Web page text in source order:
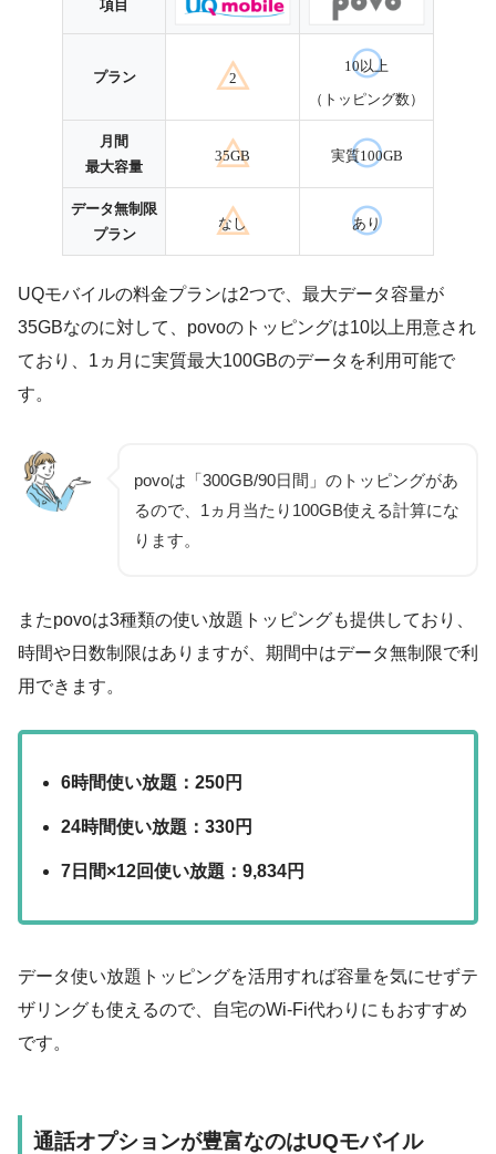
項目
プラン 2
10以上
（トッピング数）
月間
最大容量
35GB 実質100GB
データ無制限
プラン
なし あり
UQモバイルの料金プランは2つで、最大データ容量が
35GBなのに対して、povoのトッピングは10以上用意され
ており、1ヵ月に実質最大100GBのデータを利用可能で
す。
povoは「300GB/90日間」のトッピングがあ
るので、1ヵ月当たり100GB使える計算にな
ります。
またpovoは3種類の使い放題トッピングも提供しており、
時間や日数制限はありますが、期間中はデータ無制限で利
用できます。
6時間使い放題：250円
24時間使い放題：330円
7日間×12回使い放題：9,834円
データ使い放題トッピングを活用すれば容量を気にせずテ
ザリングも使えるので、自宅のWi-Fi代わりにもおすすめ
です。
通話オプションが豊富なのはUQモバイル